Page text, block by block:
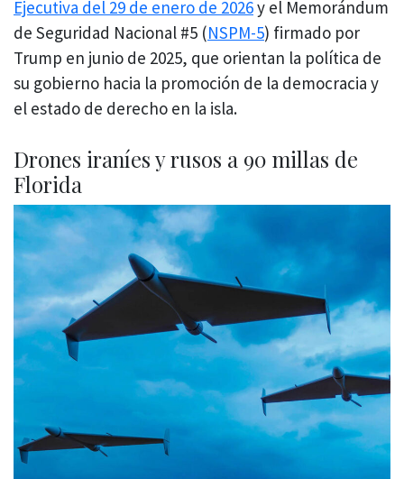
Ejecutiva del 29 de enero de 2026y el Memorándum
de Seguridad Nacional #5 (NSPM-5) firmado por
Trump en junio de 2025, que orientan la política de
su gobierno hacia la promoción de la democracia y
el estado de derecho en la isla.
Drones iraníes y rusos a 90 millas de
Florida